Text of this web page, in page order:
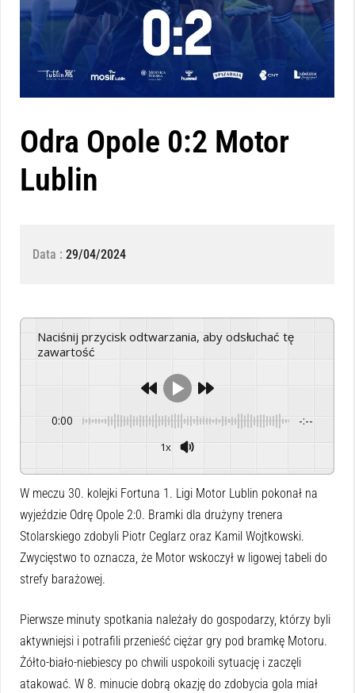
Odra Opole 0:2 Motor
Lublin
Data : 29/04/2024
Naciśnij przycisk odtwarzania, aby odsłuchać tę
zawartość
0:00 -:--
1x
W meczu 30. kolejki Fortuna 1. Ligi Motor Lublin pokonał na
wyjeździe Odrę Opole 2:0. Bramki dla drużyny trenera
Stolarskiego zdobyli Piotr Ceglarz oraz Kamil Wojtkowski.
Zwycięstwo to oznacza, że Motor wskoczył w ligowej tabeli do
strefy barażowej.
Pierwsze minuty spotkania należały do gospodarzy, którzy byli
aktywniejsi i potrafili przenieść ciężar gry pod bramkę Motoru.
Żółto-biało-niebiescy po chwili uspokoili sytuację i zaczęli
atakować. W 8. minucie dobrą okazję do zdobycia gola miał